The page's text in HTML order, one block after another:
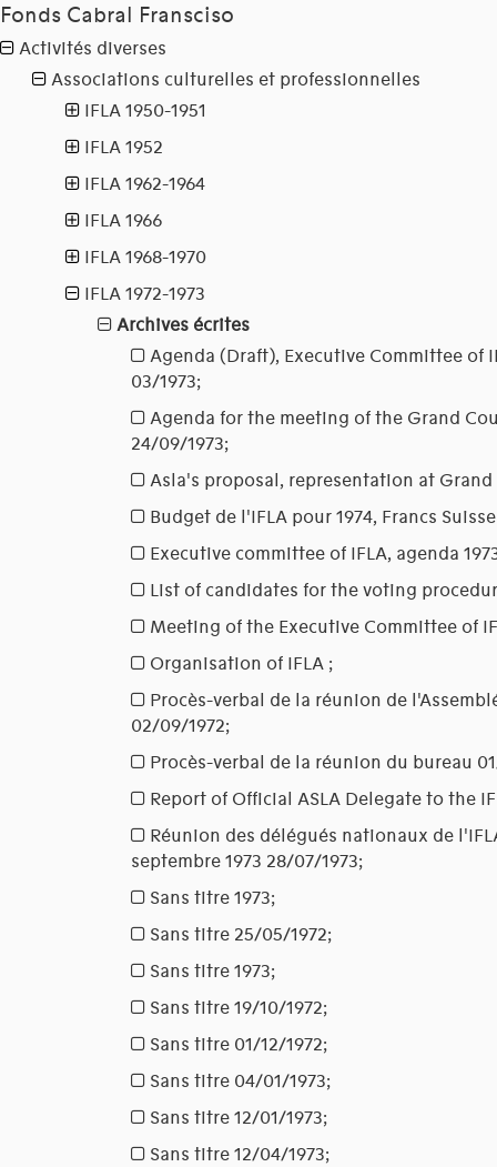
Fonds Cabral Fransciso
Activités diverses
Associations culturelles et professionnelles
IFLA 1950-1951
IFLA 1952
IFLA 1962-1964
IFLA 1966
IFLA 1968-1970
IFLA 1972-1973
Archives écrites
Agenda (Draft), Executive Committee of
03/1973;
Agenda for the meeting of the Grand
24/09/1973;
Asla's proposal, representation at
Budget de l'IFLA pour 1974, Francs
Executive committee of IFLA, agenda
List of candidates for the voting
Meeting of the Executive Committee of
Organisation of IFLA ;
Procès-verbal de la réunion de
02/09/1972;
Procès-verbal de la réunion du bureau
Report of Official ASLA Delegate to the
Réunion des délégués nationaux de
septembre 1973 28/07/1973;
Sans titre1973;
Sans titre25/05/1972;
Sans titre1973;
Sans titre19/10/1972;
Sans titre01/12/1972;
Sans titre04/01/1973;
Sans titre12/01/1973;
Sans titre12/04/1973;